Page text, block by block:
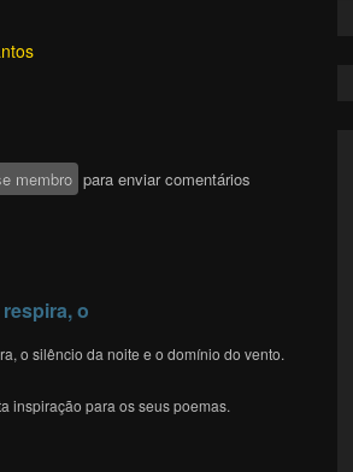
membro para enviar comentários
o
o silêncio da noite e o domínio do vento.
inspiração para os seus poemas.